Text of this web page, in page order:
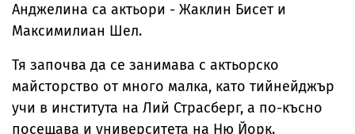
Анджелина са актьори - Жаклин Бисет и
Максимилиан Шел.
Тя започва да се занимава с актьорско
майсторство от много малка, като тийнейджър
учи в института на Лий Страсберг, а по-късно
посещава и университета на Ню Йорк.